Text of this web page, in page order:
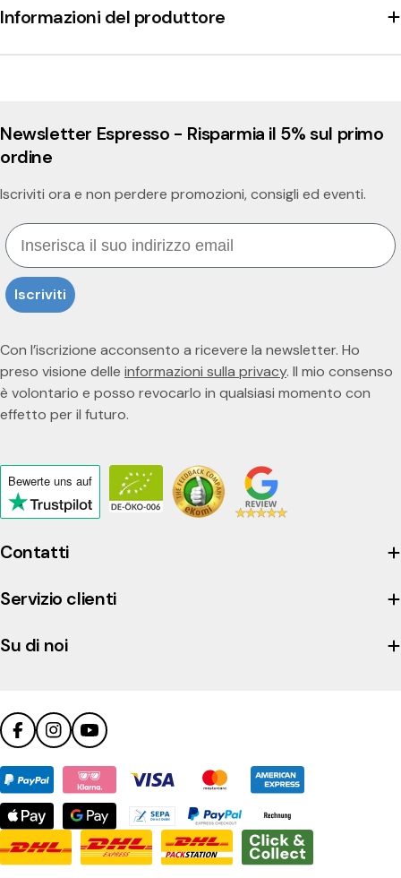
Informazioni del produttore
Contatti
Servizio clienti
Su di noi
Newsletter Espresso - Risparmia il 5% sul primo
ordine
Iscriviti ora e non perdere promozioni, consigli ed eventi.
Email
Iscriviti
Con l’iscrizione acconsento a ricevere la newsletter. Ho
preso visione delle informazioni sulla privacy. Il mio consenso
è volontario e posso revocarlo in qualsiasi momento con
effetto per il futuro.
Bewerte uns auf
Click
to
view
company's
profile
FacebookInstagramYouTube
Metodi
di
pagamento